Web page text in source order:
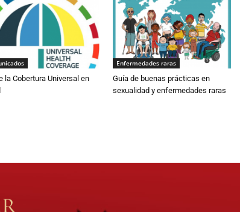
la Cobertura Universal en
Enfermedades raras
Guía de buenas prácticas en
sexualidad y enfermedades raras